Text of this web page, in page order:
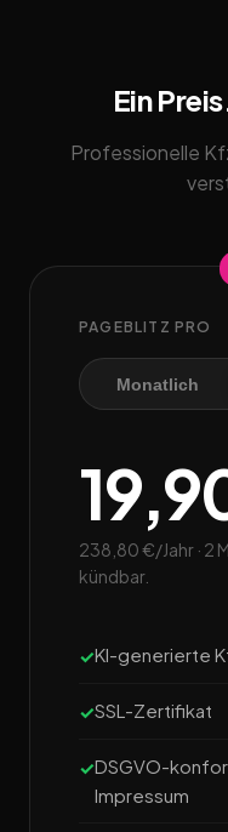
Ein
Professionelle
PAGEBLITZ PRO
Monatlich
238,80 €/Jahr · 2
kündbar.
KI-generierte
SSL-Zertifikat
DSGVO-
Impressum